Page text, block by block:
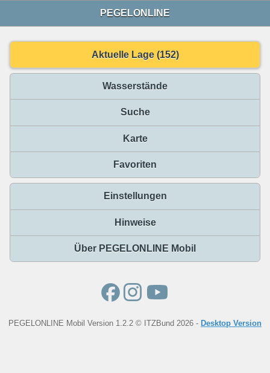
PEGELONLINE
Aktuelle Lage (152)
Wasserstände
Suche
Karte
Favoriten
Einstellungen
Hinweise
Über PEGELONLINE Mobil
PEGELONLINE Mobil Version 1.2.2 © ITZBund 2026 - Desktop Version